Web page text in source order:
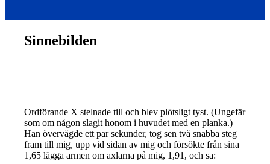
Sinnebilden
Ordförande X stelnade till och blev plötsligt tyst. (Ungefär
som om någon slagit honom i huvudet med en planka.)
Han övervägde ett par sekunder, tog sen två snabba steg
fram till mig, upp vid sidan av mig och försökte från sina
1,65 lägga armen om axlarna på mig, 1,91, och sa: